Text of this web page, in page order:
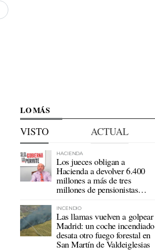
LO MÁS
VISTO ACTUAL
HACIENDA
Los jueces obligan a
Hacienda a devolver 6.400
millones a más de tres
millones de pensionistas
INCENDIO
Las llamas vuelven a golpear
Madrid: un coche incendiado
desata otro fuego forestal en
San Martín de Valdeiglesias